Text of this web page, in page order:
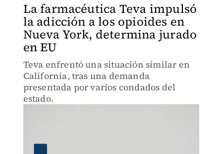
La farmacéutica Teva impulsó
la adicción a los opioides en
Nueva York, determina jurado
en EU
Teva enfrentó una situación similar en
California, tras una demanda
presentada por varios condados del
estado.